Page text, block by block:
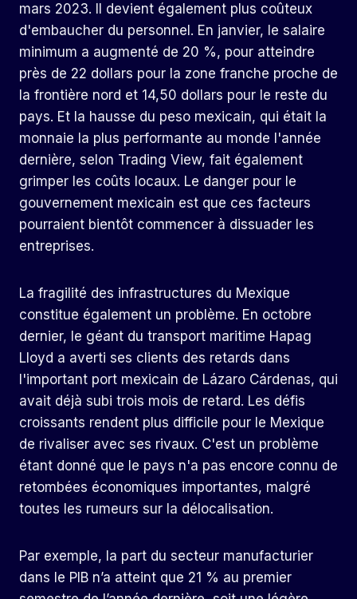
mars 2023. Il devient également plus coûteux
d'embaucher du personnel. En janvier, le salaire
minimum a augmenté de 20 %, pour atteindre
près de 22 dollars pour la zone franche proche de
la frontière nord et 14,50 dollars pour le reste du
pays. Et la hausse du peso mexicain, qui était la
monnaie la plus performante au monde l'année
dernière, selon Trading View, fait également
grimper les coûts locaux. Le danger pour le
gouvernement mexicain est que ces facteurs
pourraient bientôt commencer à dissuader les
entreprises.
La fragilité des infrastructures du Mexique
constitue également un problème. En octobre
dernier, le géant du transport maritime Hapag
Lloyd a averti ses clients des retards dans
l'important port mexicain de Lázaro Cárdenas, qui
avait déjà subi trois mois de retard. Les défis
croissants rendent plus difficile pour le Mexique
de rivaliser avec ses rivaux. C'est un problème
étant donné que le pays n'a pas encore connu de
retombées économiques importantes, malgré
toutes les rumeurs sur la délocalisation.
Par exemple, la part du secteur manufacturier
dans le PIB n’a atteint que 21 % au premier